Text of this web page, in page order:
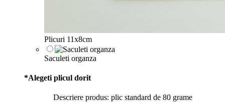
Plicuri 11x8cm
Saculeti organza
*Alegeti plicul dorit
Descriere produs: plic standard de 80 grame